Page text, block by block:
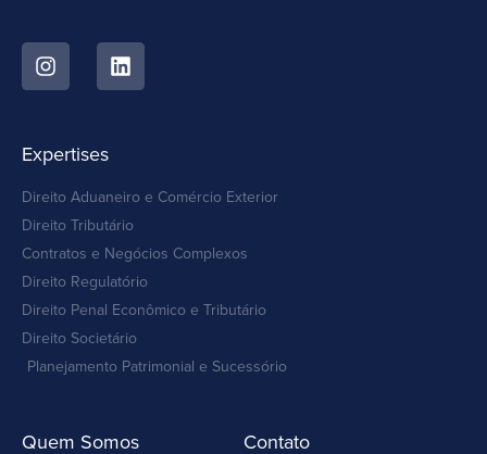
Expertises
Direito Aduaneiro e Comércio Exterior
Direito Tributário
Contratos e Negócios Complexos
Direito Regulatório
Direito Penal Econômico e Tributário
Direito Societário
Planejamento Patrimonial e Sucessório
Quem Somos Contato